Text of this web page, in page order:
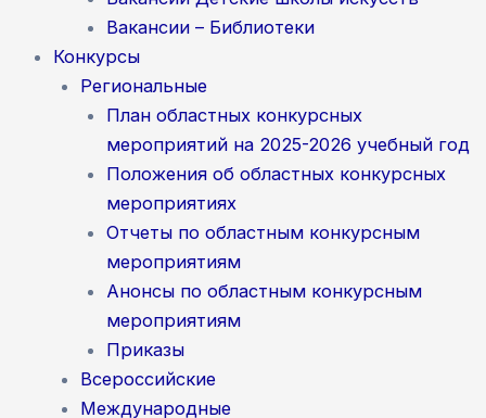
Вакансии – Библиотеки
Конкурсы
Региональные
План областных конкурсных
мероприятий на 2025-2026 учебный год
Положения об областных конкурсных
мероприятиях
Отчеты по областным конкурсным
мероприятиям
Анонсы по областным конкурсным
мероприятиям
Приказы
Всероссийские
Международные